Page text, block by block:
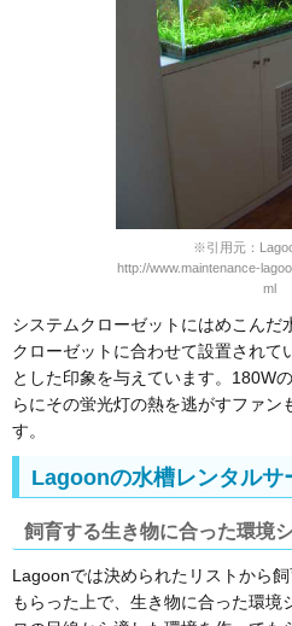
※引用元：
http://www.maintenance-
ml
システムクローゼットにはめこんだ
クローゼットに合わせて設置されて
とした印象を与えています。180W
らにその蛍光灯の熱を逃がすファン
す。
Lagoonの水槽レンタルサ
飼育する生き物に合った環境
Lagoonでは決められたリストから
もらった上で、生き物に合った環